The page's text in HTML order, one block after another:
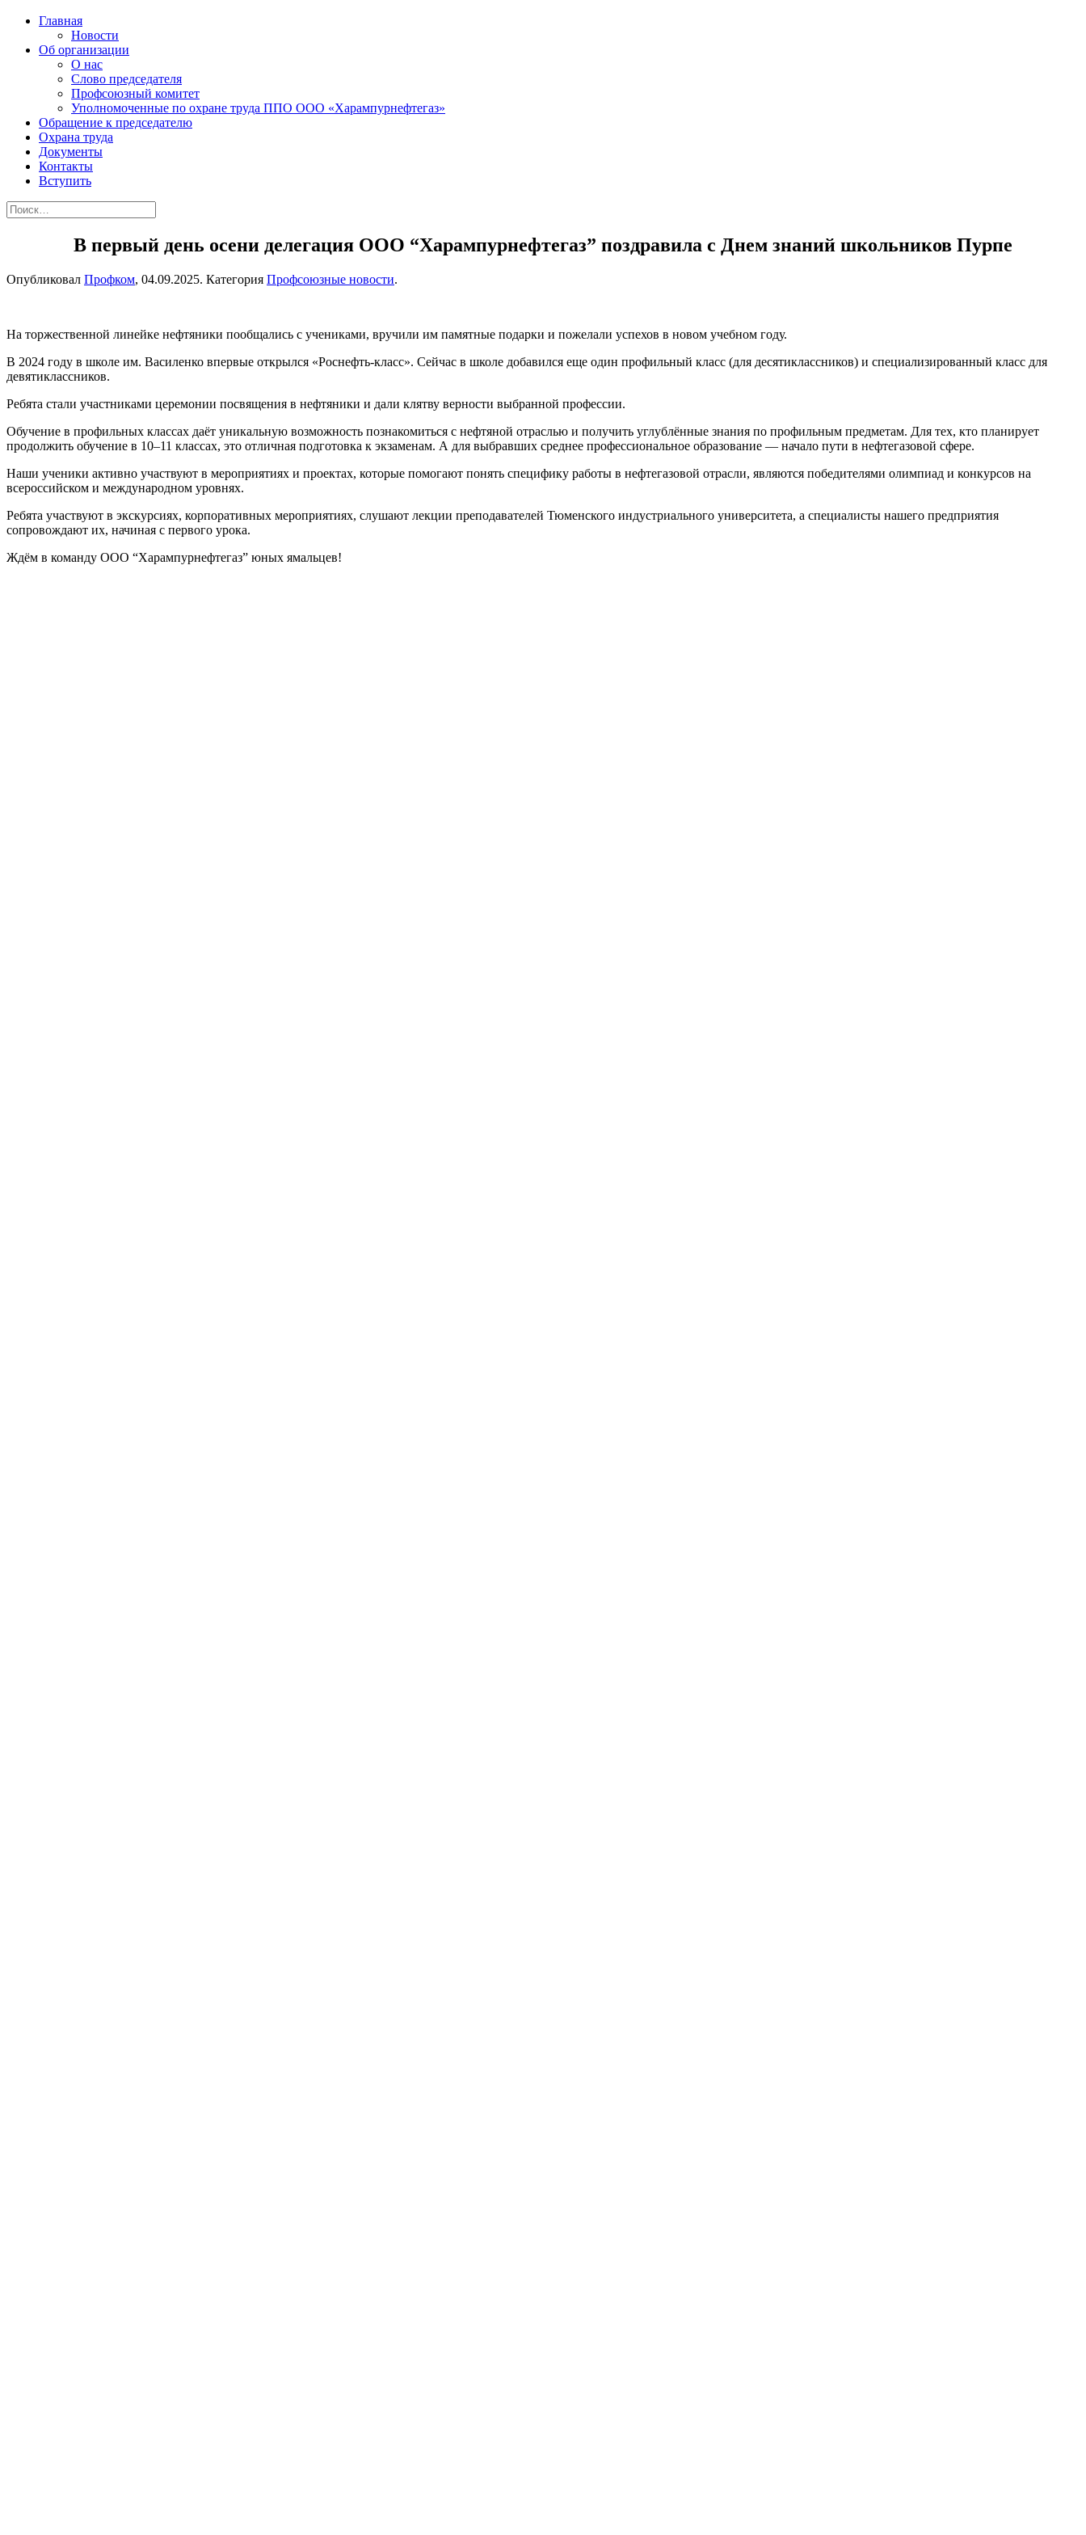
Главная
Новости
Об организации
О нас
Слово председателя
Профсоюзный комитет
Уполномоченные по охране труда ППО ООО «Харампурнефтегаз»
Обращение к председателю
Охрана труда
Документы
Контакты
Вступить
В первый день осени делегация ООО “Харампурнефтегаз” поздравила с Днем знаний школьников Пурпе
Опубликовал Профком, 04.09.2025. Категория Профсоюзные новости.
На торжественной линейке нефтяники пообщались с учениками, вручили им памятные подарки и пожелали успехов в новом учебном году.
В 2024 году в школе им. Василенко впервые открылся «Роснефть-класс». Сейчас в школе добавился еще один профильный класс (для десятиклассников) и специализированный класс для
девятиклассников.
Ребята стали участниками церемонии посвящения в нефтяники и дали клятву верности выбранной профессии.
Обучение в профильных классах даёт уникальную возможность познакомиться с нефтяной отраслью и получить углублённые знания по профильным предметам. Для тех, кто планирует
продолжить обучение в 10–11 классах, это отличная подготовка к экзаменам. А для выбравших среднее профессиональное образование — начало пути в нефтегазовой сфере.
Наши ученики активно участвуют в мероприятиях и проектах, которые помогают понять специфику работы в нефтегазовой отрасли, являются победителями олимпиад и конкурсов на
всероссийском и международном уровнях.
Ребята участвуют в экскурсиях, корпоративных мероприятиях, слушают лекции преподавателей Тюменского индустриального университета, а специалисты нашего предприятия
сопровождают их, начиная с первого урока.
Ждём в команду ООО “Харампурнефтегаз” юных ямальцев!